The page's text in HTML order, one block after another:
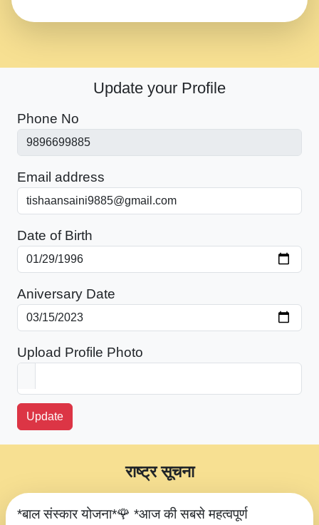
Update your Profile
Phone No
Email address
Date of Birth
Aniversary Date
Upload Profile Photo
Update
*बाल संस्कार योजना*🌹 *आज की सबसे महत्वपूर्ण
राष्ट्र सूचना